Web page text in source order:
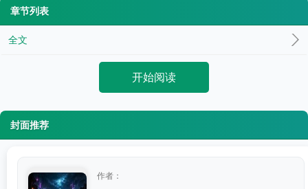
章节列表
全文
开始阅读
封面推荐
作者：